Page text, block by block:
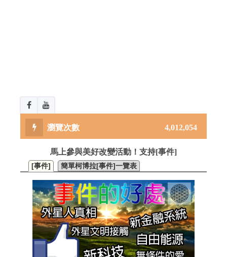
4,012,054
馬上參與美好改變活動！支持[事件]
[事件] 簡單柯博拉[事件]一覽表